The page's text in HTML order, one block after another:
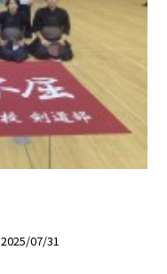
2025/07/31